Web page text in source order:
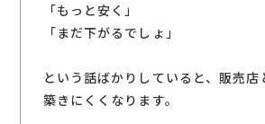
「もっと安く」
「まだ下がるでしょ」
という話ばかりしていると、販売
築きにくくなります。